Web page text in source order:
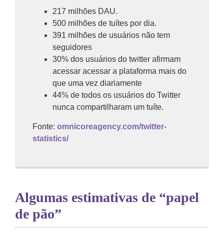
217 milhões DAU.
500 milhões de tuítes por dia.
391 milhões de usuários não tem
seguidores
30% dos usuários do twitter afirmam
acessar acessar a plataforma mais do
que uma vez diariamente
44% de todos os usuários do Twitter
nunca compartilharam um tuíte.
Fonte: omnicoreagency.com/twitter-
statistics/
Algumas estimativas de “papel
de pão”